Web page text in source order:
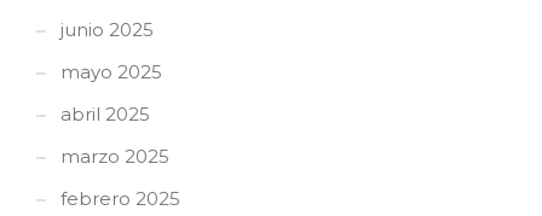
junio 2025
mayo 2025
abril 2025
marzo 2025
febrero 2025